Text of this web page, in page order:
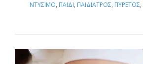
ΝΤΎΣΙΜΟ, ΠΑΙΔΊ, ΠΑΙΔΊΑΤΡΟΣ, ΠΥΡΕΤΌΣ,